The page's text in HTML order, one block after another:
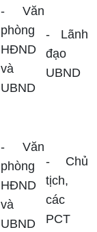
-
Văn
phòng
HĐND
và
UBND
-
Văn
phòng
HĐND
và
UBND
- Lãnh
đạo
UBND
- Chủ
tịch,
các
PCT